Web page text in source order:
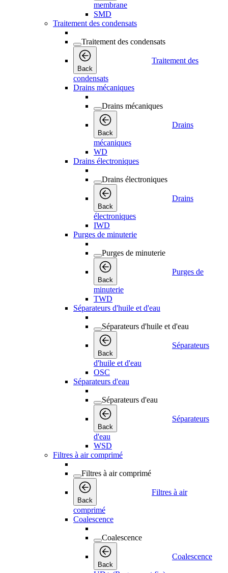
membrane
SMD
Traitement des condensats
Traitement des condensats
Back
Traitement des
condensats
Drains mécaniques
Drains mécaniques
Back
Drains
mécaniques
WD
Drains électroniques
Drains électroniques
Back
Drains
électroniques
IWD
Purges de minuterie
Purges de minuterie
Back
Purges de
minuterie
TWD
Séparateurs d'huile et d'eau
Séparateurs d'huile et d'eau
Back
Séparateurs
d'huile et d'eau
OSC
Séparateurs d'eau
Séparateurs d'eau
Back
Séparateurs
d'eau
WSD
Filtres à air comprimé
Filtres à air comprimé
Back
Filtres à air
comprimé
Coalescence
Coalescence
Back
Coalescence